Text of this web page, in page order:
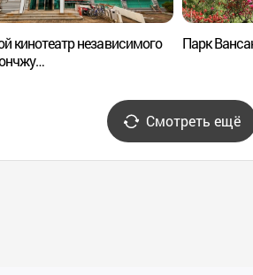
кинотеатр независимого
Парк
Смотреть ещё